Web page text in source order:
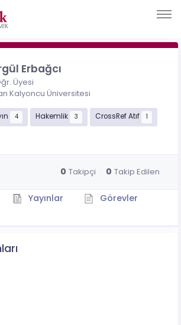
Erbağcı
Üyesi
Kalyoncu Üniversitesi
4 Hakemlik 3 CrossRef Atıf 1
0 Takipçi 0 Takip Edilen
Yayınlar
Görevler